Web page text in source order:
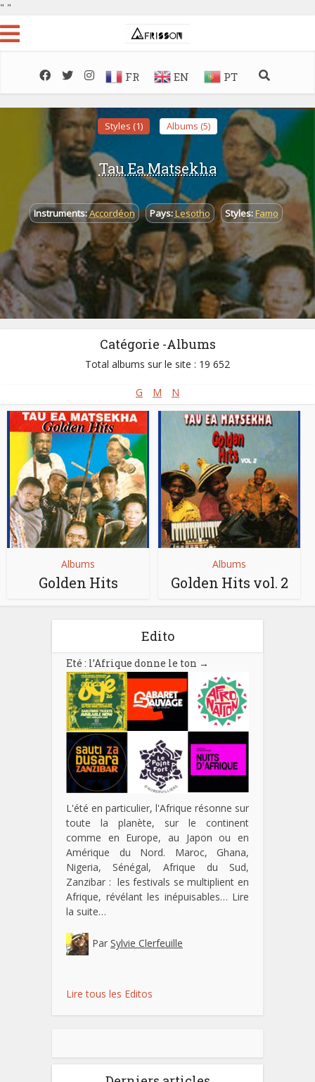
" "
FR EN PT
Styles (1) Albums (5)
Tau Ea Matsekha
Instruments:Accordéon Pays:Lesotho Styles:Famo
Catégorie -Albums
Total albums sur le site : 19 652
G M N
Albums
Golden Hits
Albums
Golden Hits vol. 2
Edito
Eté : l’Afrique donne le ton →
L'été en particulier, l'Afrique résonne sur
toute la planète, sur le continent
comme en Europe, au Japon ou en
Amérique du Nord. Maroc, Ghana,
Nigeria, Sénégal, Afrique du Sud,
Zanzibar : les festivals se multiplient en
Afrique, révélant les inépuisables… Lire
la suite…
Par Sylvie Clerfeuille
Lire tous les Editos